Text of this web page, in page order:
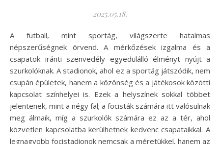
2025.05.18.
A futball, mint sportág, világszerte hatalmas
népszerűségnek örvend. A mérkőzések izgalma és a
csapatok iránti szenvedély egyedülálló élményt nyújt a
szurkolóknak. A stadionok, ahol ez a sportág játszódik, nem
csupán épületek, hanem a közönség és a játékosok közötti
kapcsolat színhelyei is. Ezek a helyszínek sokkal többet
jelentenek, mint a négy fal; a focisták számára itt valósulnak
meg álmaik, míg a szurkolók számára ez az a tér, ahol
közvetlen kapcsolatba kerülhetnek kedvenc csapataikkal. A
legnagyobb focistadionok nemcsak a méretükkel, hanem az